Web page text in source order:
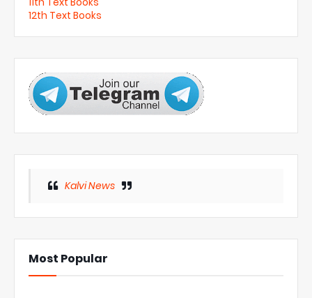
12th Text Books
Kalvi News
Most Popular